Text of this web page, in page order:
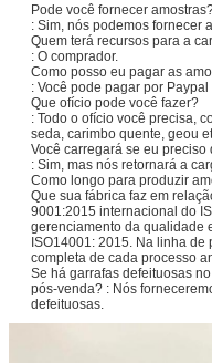
Pode você fornecer
: Sim, nós podemos fornecer
Quem terá recursos para a
: O comprador.
Como posso eu pagar as
: Você pode pagar por
Que ofício pode você fazer?
: Todo o ofício você precisa,
seda, carimbo quente, geou
Você carregará se eu
: Sim, mas nós retornará a
Como longo para produzir
Que sua fábrica faz em
9001:2015 internacional do
gerenciamento da qualidade
ISO14001: 2015. Na linha
completa de cada processo
Se há garrafas defeituosas
pós-venda? : Nós
defeituosas.